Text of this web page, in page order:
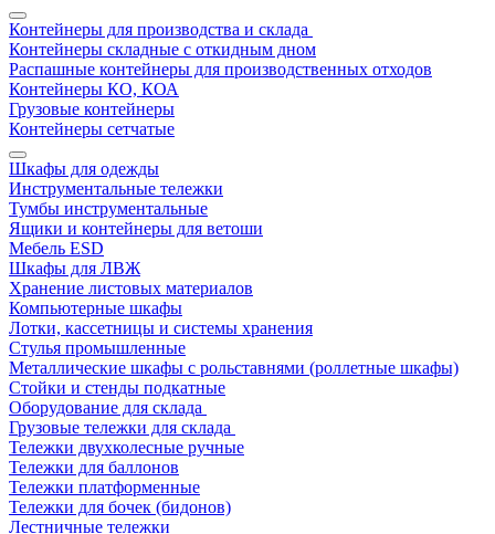
Контейнеры для производства и склада
Контейнеры складные с откидным дном
Распашные контейнеры для производственных отходов
Контейнеры КО, КОА
Грузовые контейнеры
Контейнеры сетчатые
Шкафы для одежды
Инструментальные тележки
Тумбы инструментальные
Ящики и контейнеры для ветоши
Мебель ESD
Шкафы для ЛВЖ
Хранение листовых материалов
Компьютерные шкафы
Лотки, кассетницы и системы хранения
Стулья промышленные
Металлические шкафы с рольставнями (роллетные шкафы)
Стойки и стенды подкатные
Оборудование для склада
Грузовые тележки для склада
Тележки двухколесные ручные
Тележки для баллонов
Тележки платформенные
Тележки для бочек (бидонов)
Лестничные тележки